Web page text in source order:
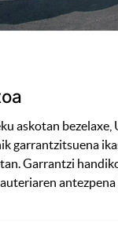
askotan
garrantzitsuena
Garrantzi